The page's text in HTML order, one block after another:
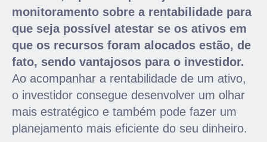
monitoramento sobre a rentabilidade para
que seja possível atestar se os ativos em
que os recursos foram alocados estão, de
fato, sendo vantajosos para o investidor.
Ao acompanhar a rentabilidade de um ativo,
o investidor consegue desenvolver um olhar
mais estratégico e também pode fazer um
planejamento mais eficiente do seu dinheiro.